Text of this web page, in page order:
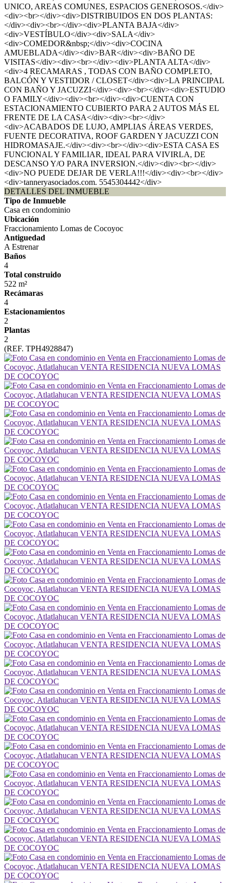
UNICO, AREAS COMUNES, ESPACIOS GENEROSOS.</div>
<div><br></div><div>DISTRIBUIDOS EN DOS PLANTAS:
</div><div><br></div><div>PLANTA BAJA</div>
<div>VESTÍBULO</div><div>SALA</div>
<div>COMEDOR&nbsp;</div><div>COCINA
AMUEBLADA</div><div>BAR</div><div>BAÑO DE
VISITAS</div><div><br></div><div>PLANTA ALTA</div>
<div>4 RECAMARAS , TODAS CON BAÑO COMPLETO,
BALCÓN Y VESTIDOR / CLOSET</div><div>LA PRINCIPAL
CON BAÑO Y JACUZZI</div><div><br></div><div>ESTUDIO
O FAMILY</div><div><br></div><div>CUENTA CON
ESTACIONAMIENTO CUBIERTO PARA 2 AUTOS MÁS EL
FRENTE DE LA CASA</div><div><br></div>
<div>ACABADOS DE LUJO, AMPLIAS ÁREAS VERDES,
FUENTE DECORATIVA, ROOF GARDEN Y JACUZZI CON
HIDROMASAJE.</div><div><br></div><div>ESTA CASA ES
FUNCIONAL Y FAMILIAR, IDEAL PARA VIVIRLA, DE
DESCANSO Y/O PARA INVERSION.</div><div><br></div>
<div>NO PUEDE DEJAR DE VERLA!!!</div><div><br></div>
<div>tanneryasociados.com. 5545304442</div>
DETALLES DEL INMUEBLE
Tipo de Inmueble
Casa en condominio
Ubicación
Fraccionamiento Lomas de Cocoyoc
Antiguedad
A Estrenar
Baños
4
Total construido
522 m²
Recámaras
4
Estacionamientos
2
Plantas
2
(REF. TPH4928847)